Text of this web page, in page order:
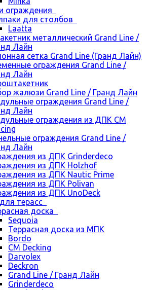
ограждения
для столбов
Laatta
металлический Grand Line /
Лайн
сетка Grand Line (Гранд Лайн)
ограждения Grand Line /
Лайн
жалюзи Grand Line / Гранд Лайн
ограждения Grand Line /
Лайн
ограждения из ДПК CM
ограждения Grand Line /
Лайн
из ДПК Grinderdeco
из ДПК Holzhof
из ДПК Nautic Prime
из ДПК Polivan
из ДПК UnoDeck
терасс
доска
Sequoia
Террасная доска из МПК
Bordo
CM Decking
Darvolex
Deckron
Grand Line / Гранд Лайн
Grinderdeco